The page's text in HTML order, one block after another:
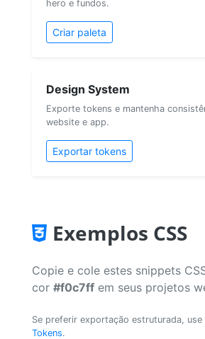
hero e fundos.
Criar paleta
Design System
Exporte tokens e mantenha
website e app.
Exportar tokens
Exemplos CSS
Copie e cole estes snippets
cor #f0c7ff em seus projetos
Se preferir exportação estruturada, use
Tokens.